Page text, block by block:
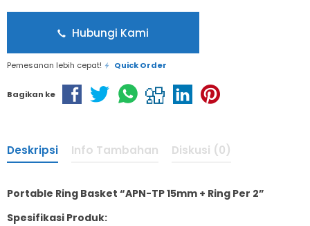
Hubungi Kami
Pemesanan lebih cepat! Quick Order
Bagikan ke
Deskripsi Info Tambahan Diskusi (0)
Portable Ring Basket “APN-TP 15mm + Ring Per 2”
Spesifikasi Produk: